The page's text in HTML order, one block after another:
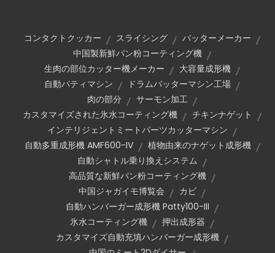
コンタクトクッカー スライシング
バッターメーカー
中国製新鮮パン粉コーティング機
生肉の部位カッター機メーカー
大容量成形機
自動パティマシン
ドラムバッターマシン工場
肉の部分
サーモン加工
カスタマイズされた氷水コーティング機
チキンナゲット
インテリジェントミートパーツカッターマシン
自動多重成形機 AMF600-IV
植物由来のナゲット成形機
自動シャトル乗り換えシステム
高品質な新鮮パン粉コーティング機
中国ジャガイモ博覧会
カビ
自動ハンバーガー成形機 Patty100-III
氷水コーティング機
押出成形器
カスタマイズ自動充填ハンバーガー成形機